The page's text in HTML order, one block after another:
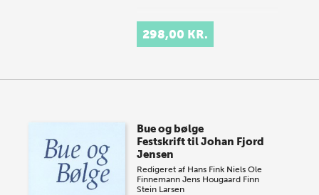
298,00 KR.
Bue og bølge
Festskrift til Johan Fjord
Jensen
Redigeret af Hans Fink Niels Ole
Finnemann Jens Hougaard Finn
Stein Larsen